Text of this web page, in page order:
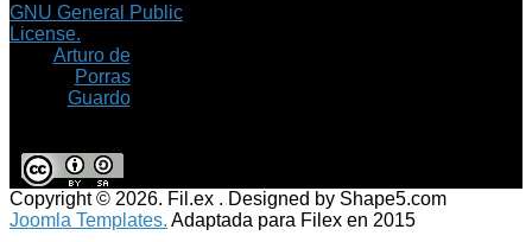
GNU General Public
License.
Arturo de
Porras
Guardo
Copyright © 2026. Fil.ex . Designed by Shape5.com
Joomla Templates. Adaptada para Filex en 2015